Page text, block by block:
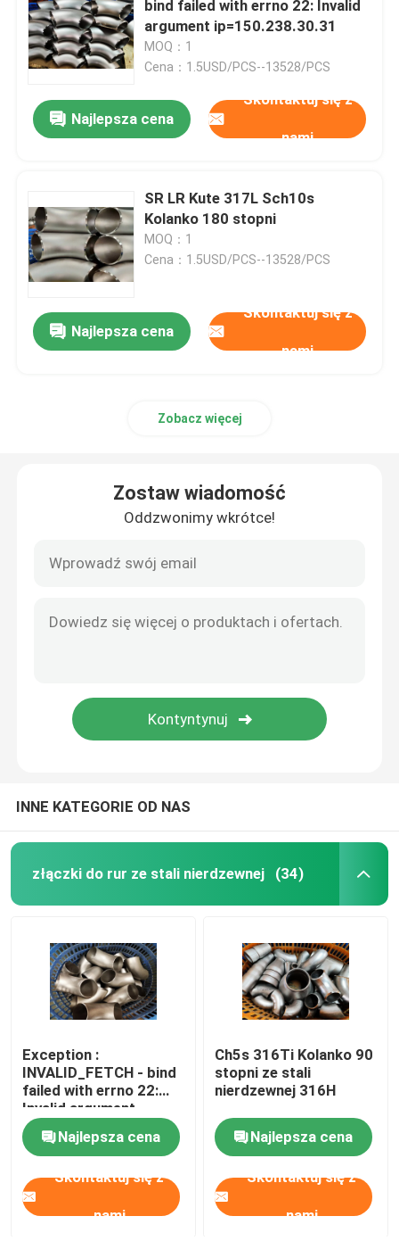
Złączki do rur stalowych duplex
Łączniki rur ze stopu niklu
bind failed with errno 22: Invalid
argument ip=150.238.30.31
MOQ：1
Cena：1.5USD/PCS--13528/PCS
Najlepsza cena
Skontaktuj się z
nami
SR LR Kute 317L Sch10s
Kolanko 180 stopni
MOQ：1
Cena：1.5USD/PCS--13528/PCS
Najlepsza cena
Skontaktuj się z
nami
Zobacz więcej
Zostaw wiadomość
Oddzwonimy wkrótce!
INNE KATEGORIE OD NAS
złączki do rur ze stali nierdzewnej (34)
Exception :
INVALID_FETCH - bind
failed with errno 22:
Invalid argument
ip=150.238.30.5
Najlepsza cena
Skontaktuj się z
nami
Ch5s 316Ti Kolanko 90
stopni ze stali
nierdzewnej 316H
Najlepsza cena
Skontaktuj się z
nami